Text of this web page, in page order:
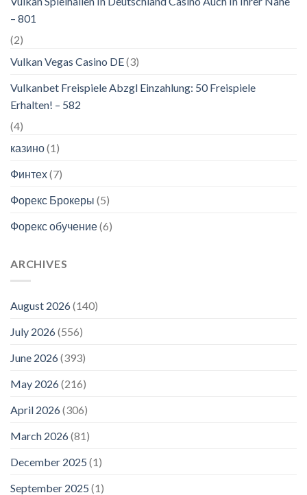
– 801
(2)
Vulkan Vegas Casino DE(3)
Vulkanbet Freispiele Abzgl Einzahlung: 50 Freispiele
Erhalten! – 582
(4)
казино(1)
Финтех(7)
Форекс Брокеры (5)
Форекс обучение(6)
ARCHIVES
August 2026(140)
July 2026(556)
June 2026(393)
May 2026(216)
April 2026(306)
March 2026(81)
December 2025 (1)
September 2025 (1)